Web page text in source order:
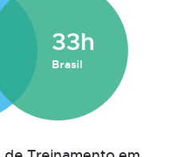
33h
Brasil